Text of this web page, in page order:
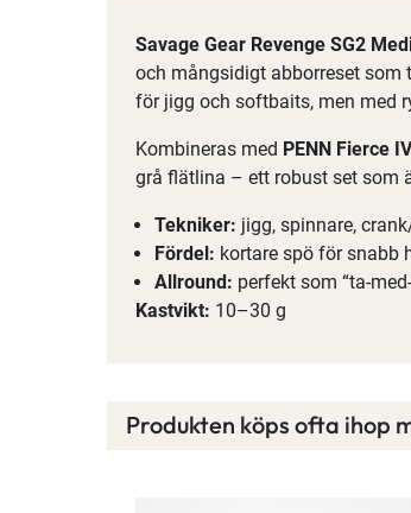
Savage Gear Revenge SG2
och mångsidigt abborreset som
för jigg och softbaits, men med
Kombineras med PENN Fierce
grå flätlina – ett robust set som
Tekniker: jigg, spinnare,
Fördel: kortare spö för snabb
Allround: perfekt som “ta-
Kastvikt: 10–30 g
Produkten köps ofta ihop